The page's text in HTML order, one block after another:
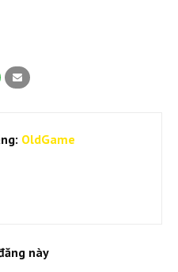
OldGame
này